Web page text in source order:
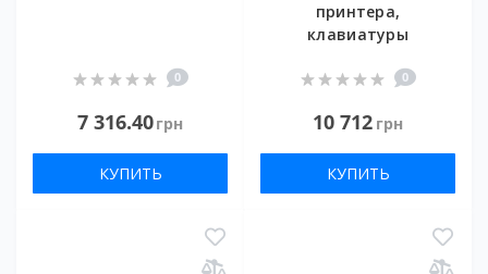
0
7 316.40грн
КУПИТЬ
принтера,
клавиатуры
0
10 712 грн
КУПИТЬ